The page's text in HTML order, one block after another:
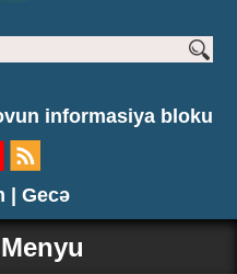
informasiya bloku
| Gecə